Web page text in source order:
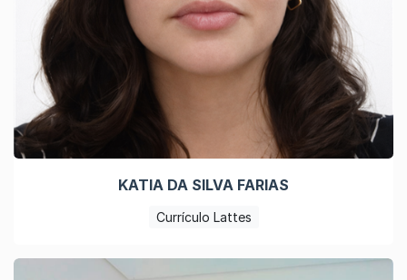
KATIA DA SILVA FARIAS
Currículo Lattes